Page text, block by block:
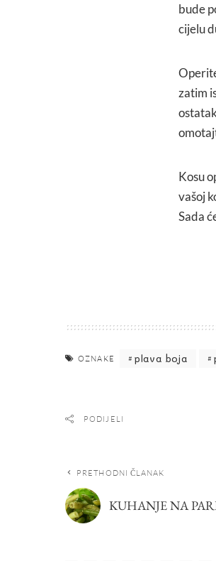
bude
cijelu
zatim
Kosu
vašoj
Sada
OZNAKE plava boja
PODIJELI
PRETHODNI ČLANAK
KUHANJE NA